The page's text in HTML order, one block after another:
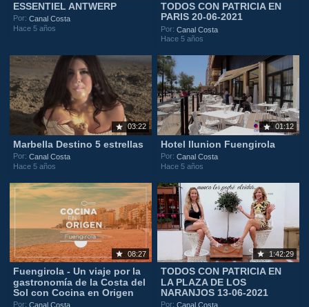
ESSENTIEL ANTWERP
Por:Canal Costa
Hace 5 años
TODOS CON PATRICIA EN
PARIS 20-06-2021
Por:Canal Costa
Hace 5 años
03:22
Marbella Destino 5 estrellas
Por:Canal Costa
Hace 5 años
01:12
Hotel Ilunion Fuengirola
Por:Canal Costa
Hace 5 años
08:27
Fuengirola - Un viaje por la
gastronomía de la Costa del
Sol con Cocina en Origen
Por:Canal Costa
1:42:29
TODOS CON PATRICIA EN
LA PLAZA DE LOS
NARANJOS 13-06-2021
Por:Canal Costa